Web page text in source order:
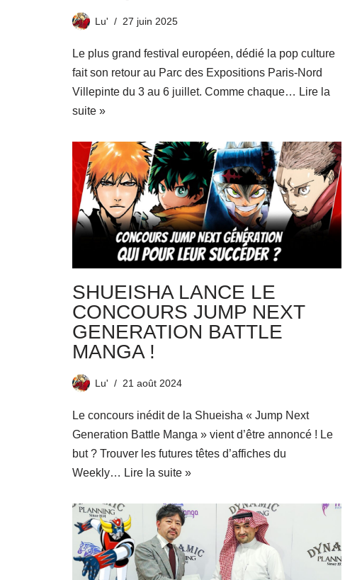
Lu' 27 juin 2025
Le plus grand festival européen, dédié la pop culture
fait son retour au Parc des Expositions Paris-Nord
Villepinte du 3 au 6 juillet. Comme chaque… Lire la
suite »
SHUEISHA LANCE LE
CONCOURS JUMP NEXT
GENERATION BATTLE
MANGA !
Lu' 21 août 2024
Le concours inédit de la Shueisha « Jump Next
Generation Battle Manga » vient d’être annoncé ! Le
but ? Trouver les futures têtes d’affiches du
Weekly… Lire la suite »